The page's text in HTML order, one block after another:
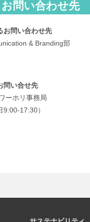
問い合わせ先
お問い合わせ先
& Branding部
問い合せ先
ーホリ事務局
17:30）